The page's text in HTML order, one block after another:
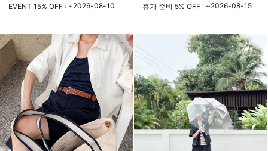
EVENT 15% OFF : ~2026-08-10
휴가 준비 5% OFF : ~2026-08-15